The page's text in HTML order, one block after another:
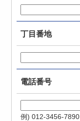
丁目番地
電話番号
例) 012-3456-7890